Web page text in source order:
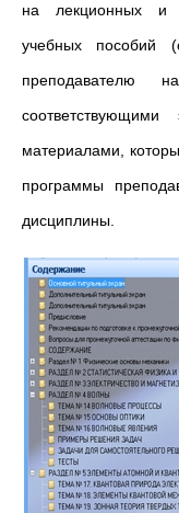
на лекционных и
учебных пособий
преподавателю
соответствующими
материалами,
программы
дисциплины.